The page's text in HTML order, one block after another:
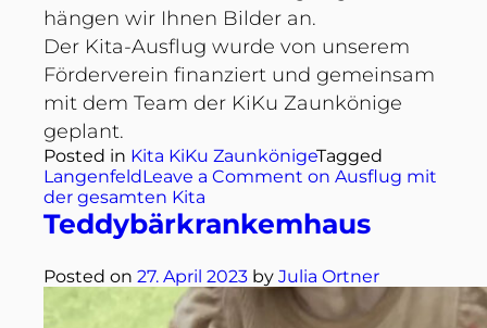
hängen wir Ihnen Bilder an.
Der Kita-Ausflug wurde von unserem
Förderverein finanziert und gemeinsam
mit dem Team der KiKu Zaunkönige
geplant.
Posted in Kita KiKu ZaunkönigeTagged
LangenfeldLeave a Comment on Ausflug mit
der gesamten Kita
Teddybärkrankemhaus
Posted on 27. April 2023 by Julia Ortner